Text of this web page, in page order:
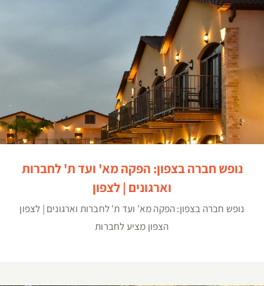
נופש חברה בצפון: הפקה מא' ועד ת' לחברות וארגונים |
לצפון
נופש חברה בצפון: הפקה מא' ועד ת' לחברות
וארגונים | לצפון
נופש חברה בצפון: הפקה מא' ועד ת' לחברות וארגונים | לצפון
הצפון מציע לחברות